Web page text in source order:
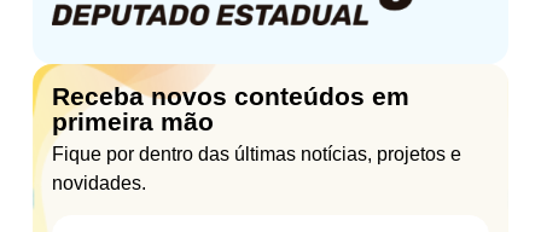
Receba novos conteúdos em
primeira mão
Fique por dentro das últimas notícias, projetos e
novidades.